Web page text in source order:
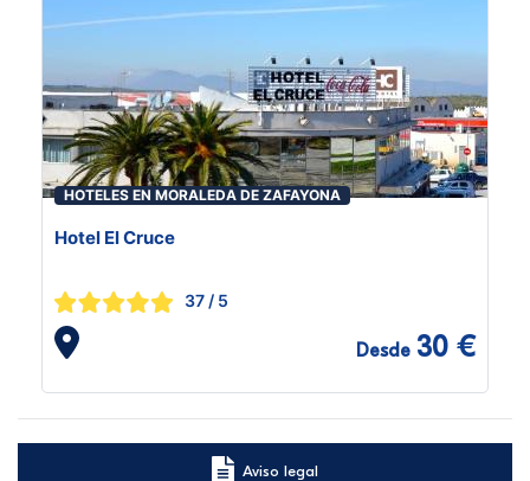
HOTELES EN MORALEDA DE ZAFAYONA
Hotel El Cruce
37 / 5
Desde 30 €
Aviso legal